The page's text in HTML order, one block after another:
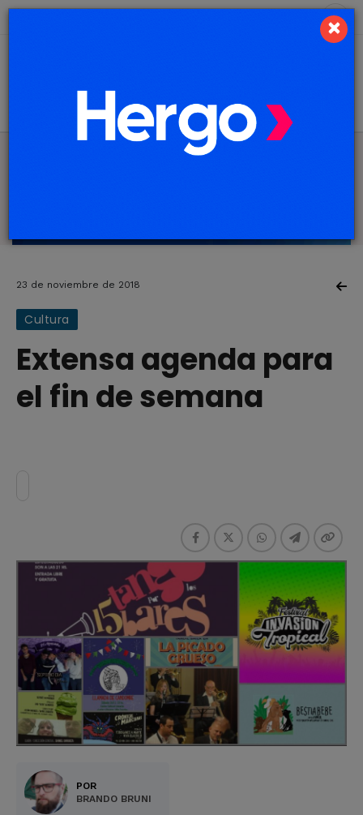
23 de noviembre de 2018
Cultura
Extensa agenda para
el fin de semana
POR
BRANDO BRUNI
×